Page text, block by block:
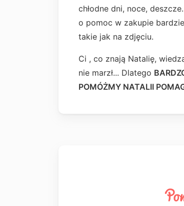
chłodne dni, noce,
o pomoc w zakupie
takie jak na zdjęciu.
Ci , co znają Natalię,
nie marzł... Dlatego
POMÓŻMY NATALII